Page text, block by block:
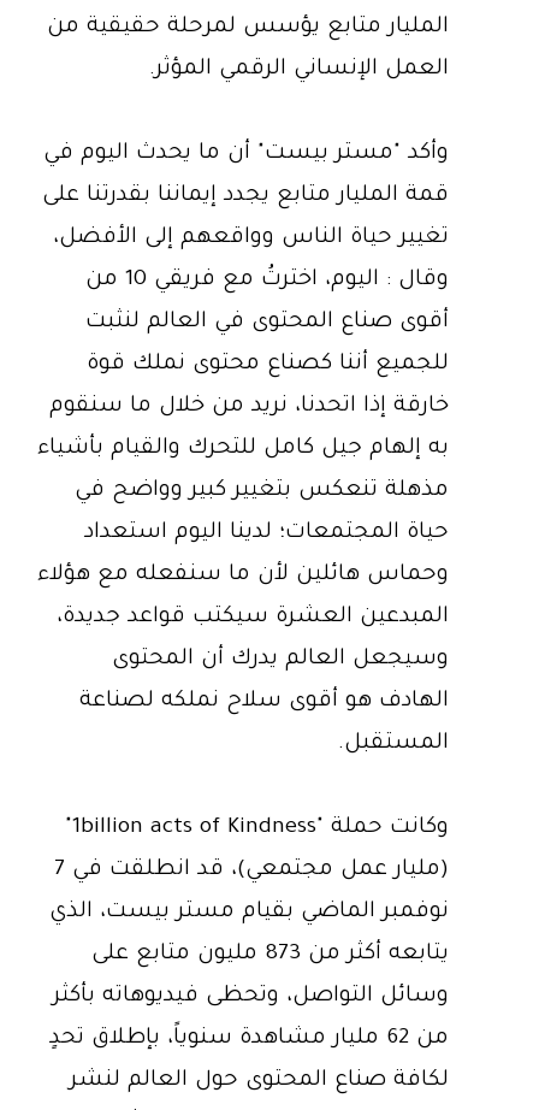
المليار متابع يؤسس لمرحلة حقيقية من
العمل الإنساني الرقمي المؤثر.
وأكد "مستر بيست" أن ما يحدث اليوم في
قمة المليار متابع يجدد إيماننا بقدرتنا على
تغيير حياة الناس وواقعهم إلى الأفضل،
وقال : اليوم، اخترتُ مع فريقي 10 من
أقوى صناع المحتوى في العالم لنثبت
للجميع أننا كصناع محتوى نملك قوة
خارقة إذا اتحدنا، نريد من خلال ما سنقوم
به إلهام جيل كامل للتحرك والقيام بأشياء
مذهلة تنعكس بتغيير كبير وواضح في
حياة المجتمعات؛ لدينا اليوم استعداد
وحماس هائلين لأن ما سنفعله مع هؤلاء
المبدعين العشرة سيكتب قواعد جديدة،
وسيجعل العالم يدرك أن المحتوى
الهادف هو أقوى سلاح نملكه لصناعة
المستقبل.
وكانت حملة "1billion acts of Kindness"
(مليار عمل مجتمعي)، قد انطلقت في 7
نوفمبر الماضي بقيام مستر بيست، الذي
يتابعه أكثر من 873 مليون متابع على
وسائل التواصل، وتحظى فيديوهاته بأكثر
من 62 مليار مشاهدة سنوياً، بإطلاق تحدٍ
لكافة صناع المحتوى حول العالم لنشر